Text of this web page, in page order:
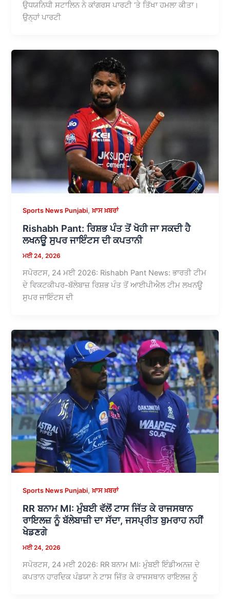
ਉਧਯਨਿਧੀ ਸਟਾਲਿਨ ਨੇ ਕਾਂਗਰਸ ਪਾਰਟੀ ‘ਤੇ ਤਿੱਖਾ ਹਮਲਾ ਕੀਤਾ।
ਉਨ੍ਹਾਂ ਪਾਰਟੀ
Sports News Punjabi,ਖ਼ਾਸ ਖ਼ਬਰਾਂ
Rishabh Pant: ਰਿਸ਼ਭ ਪੰਤ ਤੋਂ ਖੋਹੀ ਜਾ ਸਕਦੀ ਹੈ
ਲਖਨਊ ਸੁਪਰ ਜਾਇੰਟਸ ਦੀ ਕਪਤਾਨੀ
ਮਈ 24, 2026
ਸਪੋਰਟਸ, 24 ਮਈ 2026: Rishabh Pant News: ਭਾਰਤੀ ਟੀਮ
ਦੇ ਵਿਕਟਕੀਪਰ-ਬੱਲੇਬਾਜ਼ ਰਿਸ਼ਭ ਪੰਤ ਤੋਂ ਆਈਪੀਐਲ ਟੀਮ ਲਖਨਊ
ਸੁਪਰ ਜਾਇੰਟਸ ਦੀ
Sports News Punjabi,ਖ਼ਾਸ ਖ਼ਬਰਾਂ
RR ਬਨਾਮ MI: ਮੁੰਬਈ ਵੱਲੋਂ ਟਾਸ ਜਿੱਤ ਕੇ ਰਾਜਸਥਾਨ
ਰਾਇਲਜ਼ ਨੂੰ ਬੱਲੇਬਾਜ਼ੀ ਦਾ ਸੱਦਾ, ਜਸਪ੍ਰੀਤ ਬੁਮਰਾਹ ਨਹੀਂ
ਖੇਡਣਗੇ
ਮਈ 24, 2026
ਸਪੋਰਟਸ, 24 ਮਈ 2026: RR ਬਨਾਮ MI: ਮੁੰਬਈ ਇੰਡੀਅਨਜ਼ ਦੇ
ਕਪਤਾਨ ਹਾਰਦਿਕ ਪੰਡਯਾ ਨੇ ਟਾਸ ਜਿੱਤ ਕੇ ਰਾਜਸਥਾਨ ਰਾਇਲਜ਼ ਨੂੰ